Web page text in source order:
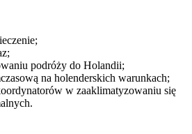
podróży do Holandii;
na holenderskich warunkach;
w zaaklimatyzowaniu się